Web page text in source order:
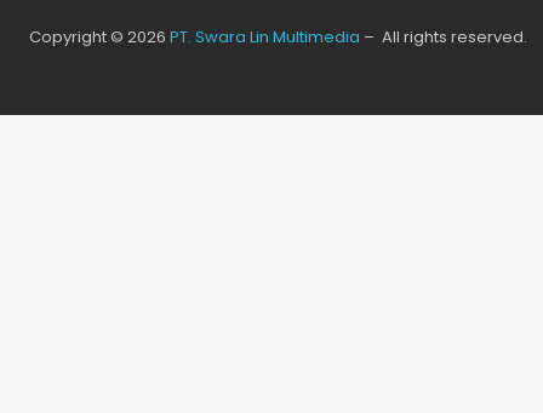
Copyright © 2026 PT. Swara Lin Multimedia – All rights reserved.